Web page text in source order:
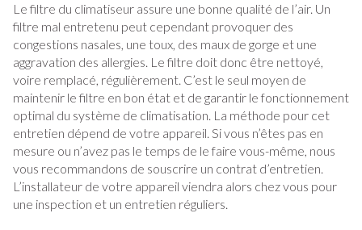
Le filtre du climatiseur assure une bonne qualité de l’air. Un
filtre mal entretenu peut cependant provoquer des
congestions nasales, une toux, des maux de gorge et une
aggravation des allergies. Le filtre doit donc être nettoyé,
voire remplacé, régulièrement. C’est le seul moyen de
maintenir le filtre en bon état et de garantir le fonctionnement
optimal du système de climatisation. La méthode pour cet
entretien dépend de votre appareil. Si vous n’êtes pas en
mesure ou n’avez pas le temps de le faire vous-même, nous
vous recommandons de souscrire un contrat d’entretien.
L’installateur de votre appareil viendra alors chez vous pour
une inspection et un entretien réguliers.